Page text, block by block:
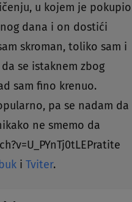
u kojem je pokupio
dana i on dostići
skroman, toliko sam i
se istaknem zbog
sam fino krenuo.
pa se nadam da
ne smemo da
i Tviter.